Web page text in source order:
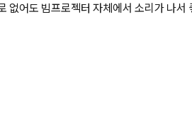
어도 빔프로젝터 자체에서 소리가 나